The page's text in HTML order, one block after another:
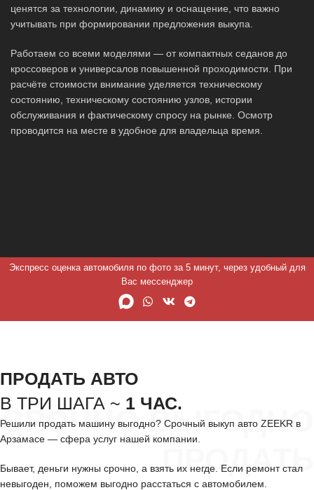
ценятся за технологии, динамику и оснащение, что важно
учитывать при формировании предложения выкупа.
Работаем со всеми моделями — от компактных седанов до
кроссоверов и универсалов повышенной проходимости. При
расчёте стоимости внимание уделяется техническому
состоянию, техническому состоянию узлов, истории
обслуживания и фактическому спросу на рынке. Осмотр
проводится на месте в удобное для владельца время.
Экспресс оценка автомобиля по фото за 5 минут, через удобный для
Вас мессенджер
СРОЧНО ВЫГОДНО
ПРОДАТЬ
ПРОДАТЬ АВТО
В ТРИ ШАГА ~ 1 ЧАС.
Решили продать машину выгодно? Срочный выкуп авто ZEEKR в
Арзамасе — сфера услуг нашей компании.
Бывает, деньги нужны срочно, а взять их негде. Если ремонт стал
невыгоден, поможем выгодно расстаться с автомобилем.